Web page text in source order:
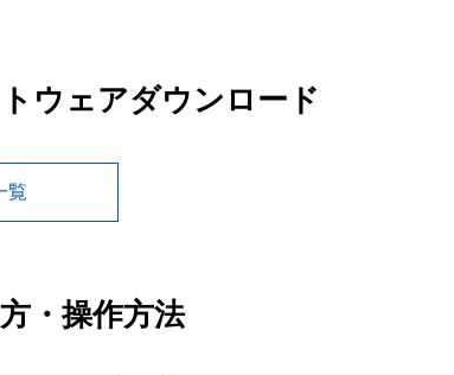
ウェアダウンロード
覧
・操作方法